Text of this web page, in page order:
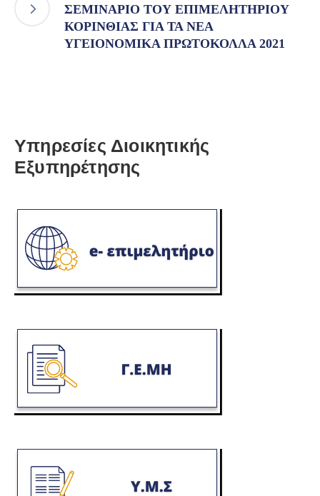
ΣΕΜΙΝΑΡΙΟ ΤΟΥ ΕΠΙΜΕΛΗΤΗΡΙΟΥ
ΚΟΡΙΝΘΙΑΣ ΓΙΑ ΤΑ ΝΕΑ
ΥΓΕΙΟΝΟΜΙΚΑ ΠΡΩΤΟΚΟΛΛΑ 2021
Υπηρεσίες Διοικητικής
Εξυπηρέτησης